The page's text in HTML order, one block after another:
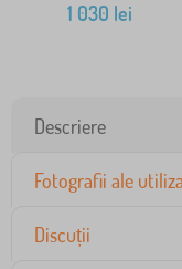
1 030 lei
Descriere
Fotografii ale
Discuții